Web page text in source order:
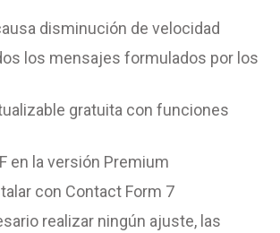
disminución de velocidad
los mensajes formulados por los
gratuita con funciones
en la versión Premium
con Contact Form 7
realizar ningún ajuste, las